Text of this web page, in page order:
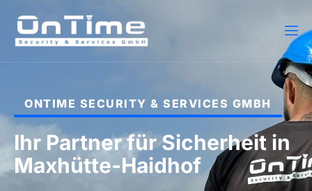
ONTIME SECURITY & SERVICES GMBH
Ihr Partner für Sicherheit in
Maxhütte-Haidhof